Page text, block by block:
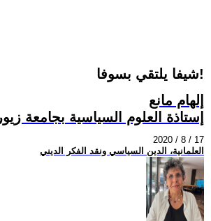
شيفا يلتقي بسوفا!
إلهام مانع
إستاذة العلوم السياسية بجامعة
2020 / 8 / 17
العلمانية، الدين السياسي ونقد الفكر الديني